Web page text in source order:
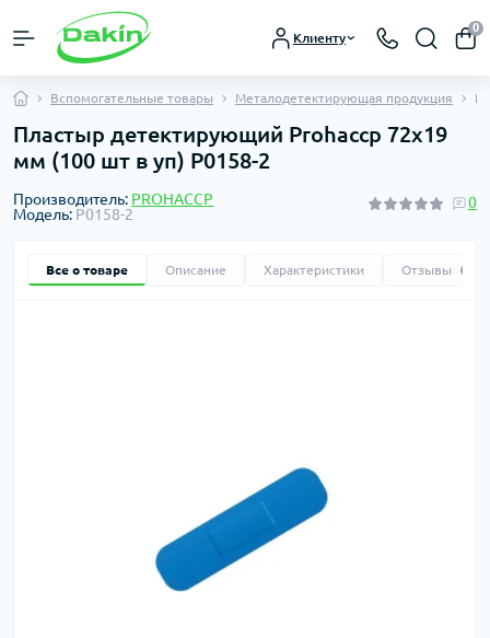
Клиенту
0
Вспомогательные товары Металодетектирующая продукция
Пластыр детектирующий Prohaccp 72х19
мм (100 шт в уп) P0158-2
Производитель: PROHACCP
Модель: P0158-2
0
Все о товаре Описание Характеристики Отзывы